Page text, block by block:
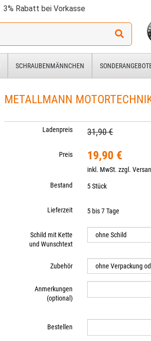
3% Rabatt bei Vorkasse
SCHRAUBENMÄNNCHEN
METALLMANN
Ladenpreis 31,90 €
Preis 19,90 €
inkl. MwSt. zzgl.
Bestand
5 Stück
Lieferzeit 5 bis 7 Tage
Schild mit Kette
und Wunschtext
Zubehör
Anmerkungen
(optional)
Bestellen